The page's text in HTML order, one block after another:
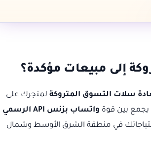
إلى مبيعات مؤكدة؟
سلات التسوق المتروكة لمتجرك على
واتساب بزنس API الرسمي
في منطقة الشرق الأوسط وشمال